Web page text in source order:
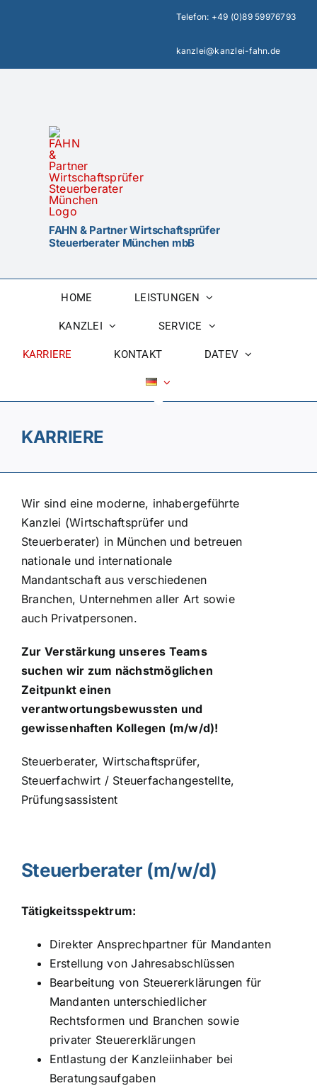
Telefon: +49 (0)89 59976793
kanzlei@kanzlei-fahn.de
FAHN & Partner Wirtschaftsprüfer
Steuerberater München mbB
HOME LEISTUNGEN
KANZLEI SERVICE
KARRIERE KONTAKT DATEV
KARRIERE
Wir sind eine moderne, inhabergeführte
Kanzlei (Wirtschaftsprüfer und
Steuerberater) in München und betreuen
nationale und internationale
Mandantschaft aus verschiedenen
Branchen, Unternehmen aller Art sowie
auch Privatpersonen.
Zur Verstärkung unseres Teams
suchen wir zum nächstmöglichen
Zeitpunkt einen
verantwortungsbewussten und
gewissenhaften Kollegen (m/w/d)!
Steuerberater, Wirtschaftsprüfer,
Steuerfachwirt / Steuerfachangestellte,
Prüfungsassistent
Steuerberater (m/w/d)
Tätigkeitsspektrum:
Direkter Ansprechpartner für Mandanten
Erstellung von Jahresabschlüssen
Bearbeitung von Steuererklärungen für
Mandanten unterschiedlicher
Rechtsformen und Branchen sowie
privater Steuererklärungen
Entlastung der Kanzleiinhaber bei
Beratungsaufgaben